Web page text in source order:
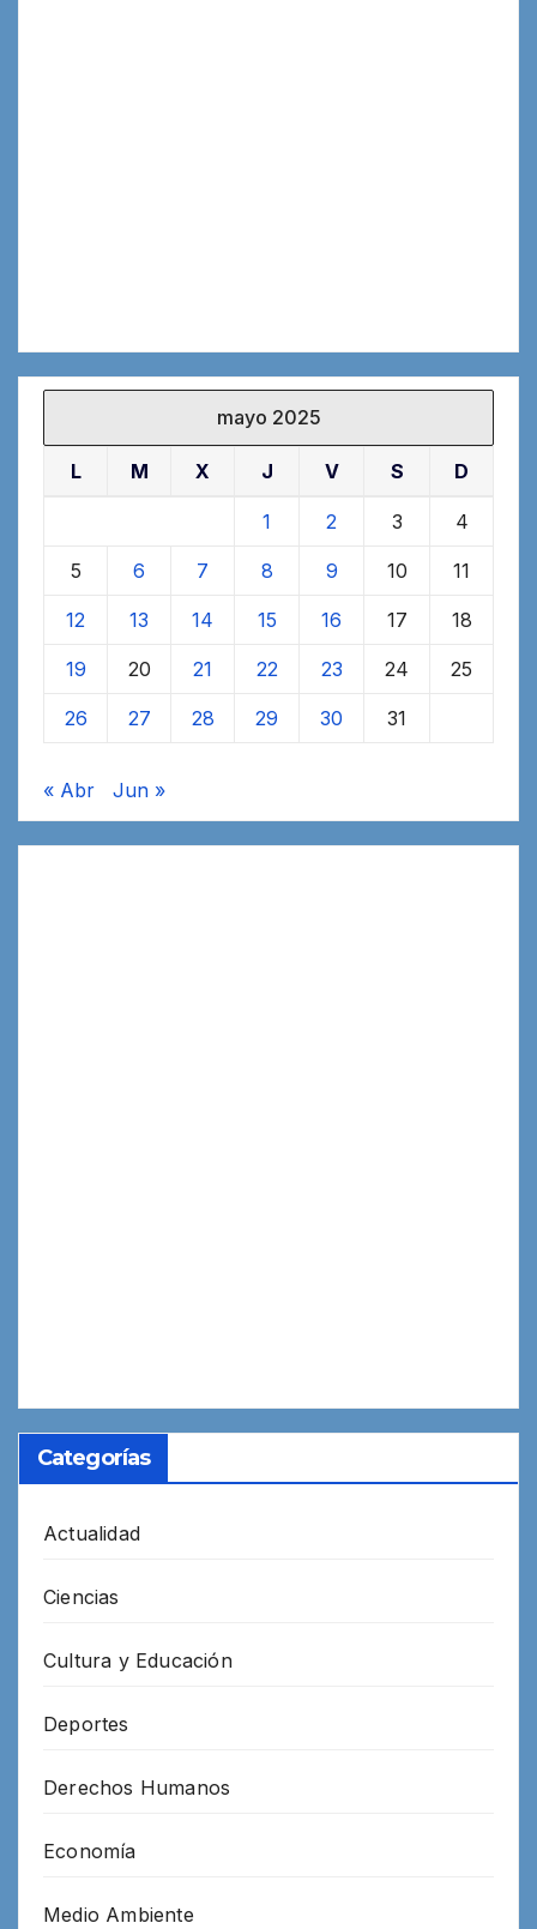
mayo 2025
L M X J V S D
1 2 3 4
5 6 7 8 9 10 11
12 13 14 15 16 17 18
19 20 21 22 23 24 25
26 27 28 29 30 31
« Abr Jun »
Categorías
Actualidad
Ciencias
Cultura y Educación
Deportes
Derechos Humanos
Economía
Medio Ambiente